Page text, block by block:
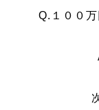
Q.１００